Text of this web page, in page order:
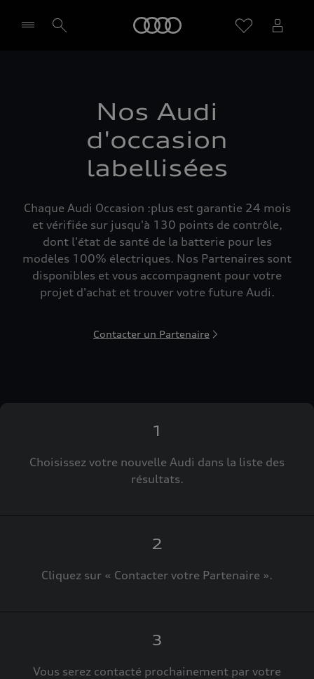
Nos Audi
d'occasion
labellisées
Chaque Audi Occasion :plus est garantie 24 mois
et vérifiée sur jusqu'à 130 points de contrôle,
dont l'état de santé de la batterie pour les
modèles 100% électriques. Nos Partenaires sont
disponibles et vous accompagnent pour votre
projet d'achat et trouver votre future Audi.
Contacter un Partenaire
1
Choisissez votre nouvelle Audi dans la liste des
résultats.
2
Cliquez sur « Contacter votre Partenaire ».
3
Vous serez contacté prochainement par votre